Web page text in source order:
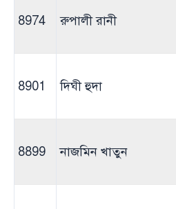
8974 রুপালী রানী
8901 দিঘী হুদা
8899 নাজমিন খাতুন